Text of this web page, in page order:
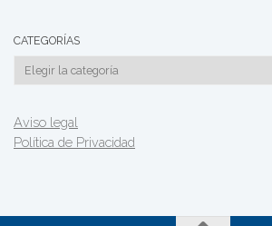
CATEGORÍAS
Categorías
Aviso legal
Política de Privacidad